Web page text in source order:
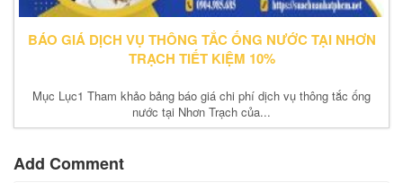
BÁO GIÁ DỊCH VỤ THÔNG TẮC ỐNG NƯỚC TẠI NHƠN
TRẠCH TIẾT KIỆM 10%
Mục Lục1 Tham khảo bảng báo giá chi phí dịch vụ thông tắc ống
nước tại Nhơn Trạch của...
Add Comment